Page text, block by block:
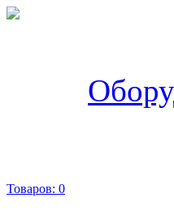
Товаров: 0